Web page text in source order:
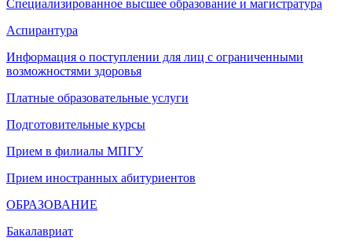
Специализированное высшее образование и магистратура
Аспирантура
Информация о поступлении для лиц с ограниченными
возможностями здоровья
Платные образовательные услуги
Подготовительные курсы
Прием в филиалы МПГУ
Прием иностранных абитуриентов
ОБРАЗОВАНИЕ
Бакалавриат